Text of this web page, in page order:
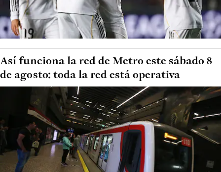
Así funciona la red de Metro este sábado 8
de agosto: toda la red está operativa